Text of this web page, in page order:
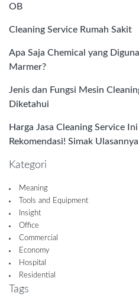
OB
Cleaning Service Rumah Sakit
Apa Saja Chemical yang
Marmer?
Jenis dan Fungsi Mesin
Diketahui
Harga Jasa Cleaning Service
Rekomendasi! Simak Ulasannya
Kategori
Meaning
Tools and Equipment
Insight
Office
Commercial
Economy
Hospital
Residential
Tags